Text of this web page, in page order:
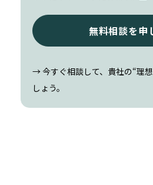
無料相談を申
→ 今すぐ相談して、貴社の“理
しょう。